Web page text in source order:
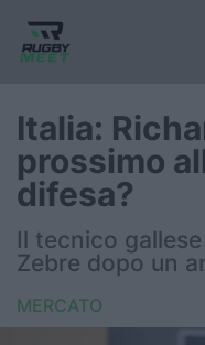
Nazionale
Nazionali
Rugby Sevens
FIR
Italia:
prossimo
difesa?
Il tecnico
Zebre dopo un
MERCATO